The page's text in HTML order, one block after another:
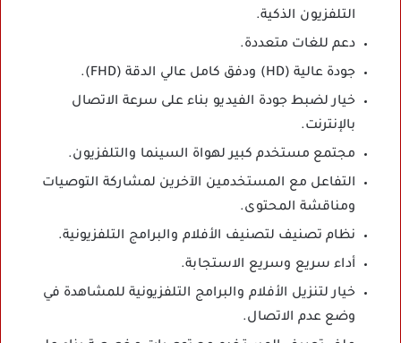
التلفزيون الذكية.
دعم للغات متعددة.
جودة عالية (HD) ودفق كامل عالي الدقة (FHD).
خيار لضبط جودة الفيديو بناء على سرعة الاتصال
بالإنترنت.
مجتمع مستخدم كبير لهواة السينما والتلفزيون.
التفاعل مع المستخدمين الآخرين لمشاركة التوصيات
ومناقشة المحتوى.
نظام تصنيف لتصنيف الأفلام والبرامج التلفزيونية.
أداء سريع وسريع الاستجابة.
خيار لتنزيل الأفلام والبرامج التلفزيونية للمشاهدة في
وضع عدم الاتصال.